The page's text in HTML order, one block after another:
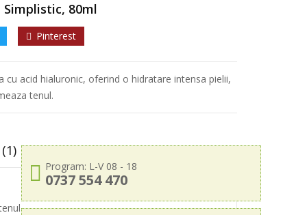
80ml
Pinterest
cu acid hialuronic, oferind o hidratare intensa pielii,
tenul.
Program: L-V 08 - 18
0737 554 470